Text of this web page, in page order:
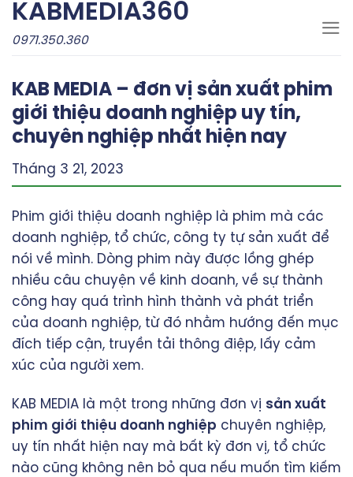
SkipKABMEDIA360
0971.350.360
KAB MEDIA – đơn vị sản xuất phim
giới thiệu doanh nghiệp uy tín,
chuyên nghiệp nhất hiện nay
Tháng 3 21, 2023
Phim giới thiệu doanh nghiệp là phim mà các
doanh nghiệp, tổ chức, công ty tự sản xuất để
nói về mình. Dòng phim này được lồng ghép
nhiều câu chuyện về kinh doanh, về sự thành
công hay quá trình hình thành và phát triển
của doanh nghiệp, từ đó nhằm hướng đến mục
đích tiếp cận, truyền tải thông điệp, lấy cảm
xúc của người xem.
KAB MEDIA là một trong những đơn vị sản xuất
phim giới thiệu doanh nghiệp chuyên nghiệp,
uy tín nhất hiện nay mà bất kỳ đơn vị, tổ chức
nào cũng không nên bỏ qua nếu muốn tìm kiếm